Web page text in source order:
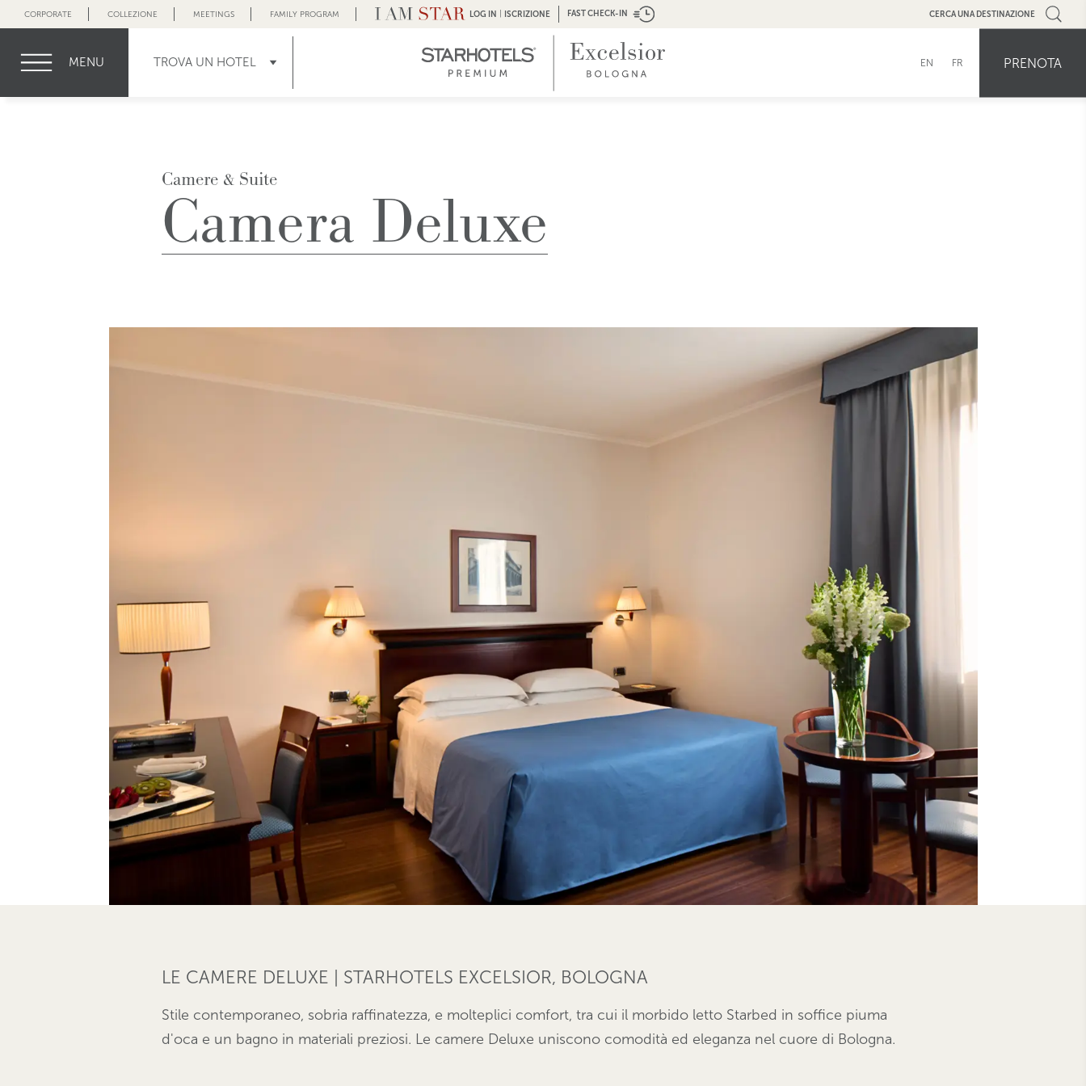
CORPORATE COLLEZIONE MEETINGS FAMILY PROGRAM LOG IN ISCRIZIONE FAST CHECK-IN CERCA UNA DESTINAZIONE
MENU TROVA UN HOTEL EN FR PRENOTA
Camere & Suite
Camera Deluxe
LE CAMERE DELUXE | STARHOTELS EXCELSIOR, BOLOGNA
Stile contemporaneo, sobria raffinatezza, e molteplici comfort, tra cui il morbido letto Starbed in soffice piuma
d'oca e un bagno in materiali preziosi. Le camere Deluxe uniscono comodità ed eleganza nel cuore di Bologna.